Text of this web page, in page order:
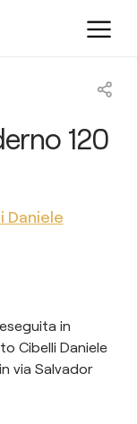
120
Daniele
in
Cibelli Daniele
via Salvador